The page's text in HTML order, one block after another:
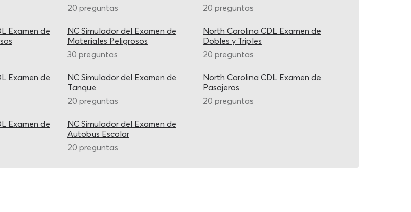
20 preguntas
20 preguntas
Examen de
NC Simulador del Examen de
Materiales Peligrosos
30 preguntas
North Carolina CDL Examen de
Dobles y Triples
20 preguntas
Examen de
NC Simulador del Examen de
Tanque
20 preguntas
North Carolina CDL Examen de
Pasajeros
20 preguntas
Examen de
NC Simulador del Examen de
Autobus Escolar
20 preguntas